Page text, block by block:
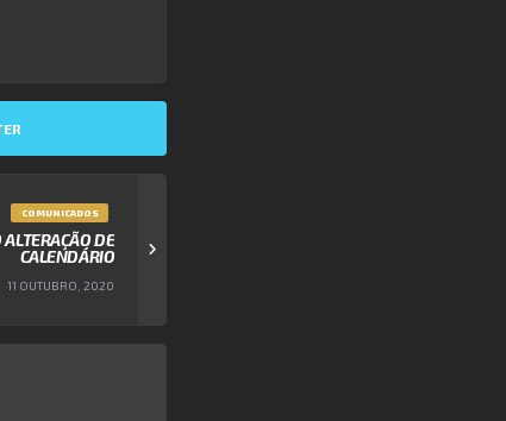
COMUNICADOS
DE
CALENDÁRIO
11 OUTUBRO, 2020